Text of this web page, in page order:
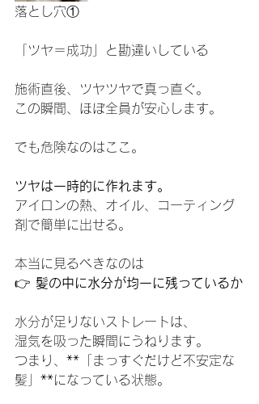
落とし穴①
「ツヤ＝成功」と勘違いしている
施術直後、ツヤツヤで真っ直ぐ。
この瞬間、ほぼ全員が安心します。
でも危険なのはここ。
ツヤは一時的に作れます。
アイロンの熱、オイル、コーティング
剤で簡単に出せる。
本当に見るべきなのは
👉 髪の中に水分が均一に残っているか
水分が足りないストレートは、
湿気を吸った瞬間にうねります。
つまり、**「まっすぐだけど不安定な
髪」**になっている状態。